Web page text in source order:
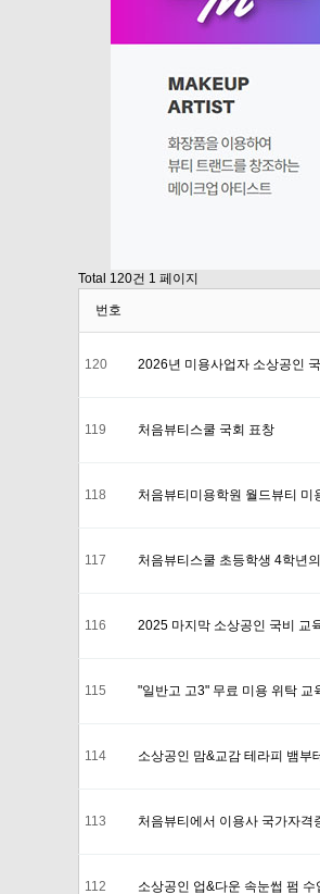
Total 120건 1 페이지
번호
120 2026년 미용사업자 소상공인
119 처음뷰티스쿨 국회 표창
118 처음뷰티미용학원 월드뷰티 미
117 처음뷰티스쿨 초등학생 4학년
116 2025 마지막 소상공인 국비 교
115 "일반고 고3" 무료 미용 위탁 교
114 소상공인 맘&교감 테라피 뱀부
113 처음뷰티에서 이용사 국가자격
112 소상공인 업&다운 속눈썹 펌 수